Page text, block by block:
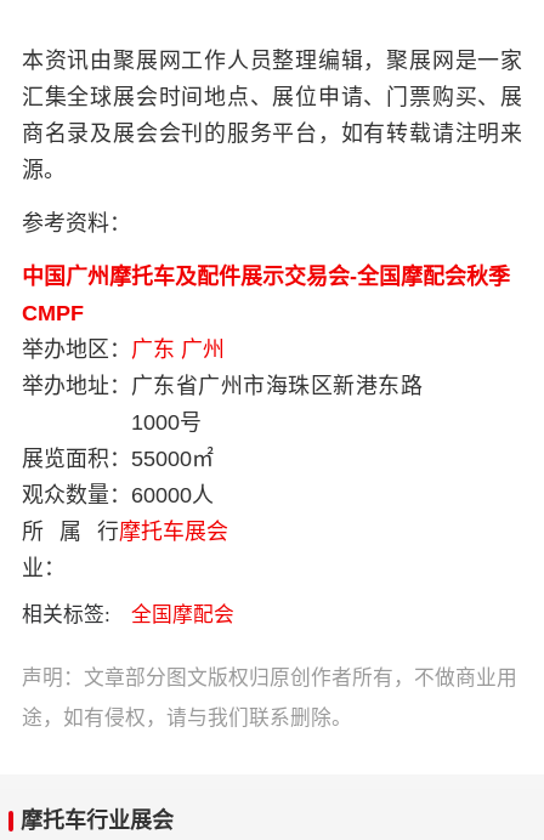
本资讯由聚展网工作人员整理编辑，聚展网是一家
汇集全球展会时间地点、展位申请、门票购买、展
商名录及展会会刊的服务平台，如有转载请注明来
源。
参考资料：
中国广州摩托车及配件展示交易会-全国摩配会秋季
CMPF
举办地区： 广东 广州
举办地址： 广东省广州市海珠区新港东路
1000号
展览面积： 55000㎡
观众数量： 60000人
所属行
业：
摩托车展会
相关标签: 全国摩配会
声明：文章部分图文版权归原创作者所有，不做商业用
途，如有侵权，请与我们联系删除。
摩托车行业展会